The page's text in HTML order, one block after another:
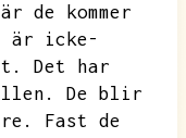
de kommer
är icke-
Det har
De blir
Fast de